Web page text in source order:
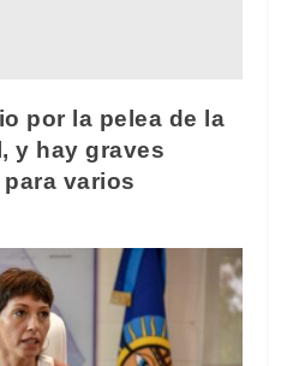
por la pelea de la
y hay graves
varios